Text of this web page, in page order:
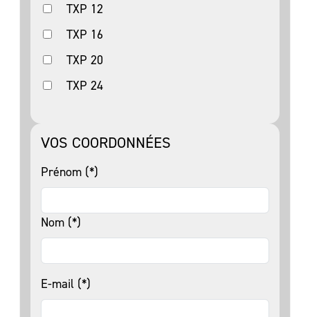
TXP 12
TXP 16
TXP 20
TXP 24
VOS COORDONNÉES
Prénom (*)
Nom (*)
E-mail (*)